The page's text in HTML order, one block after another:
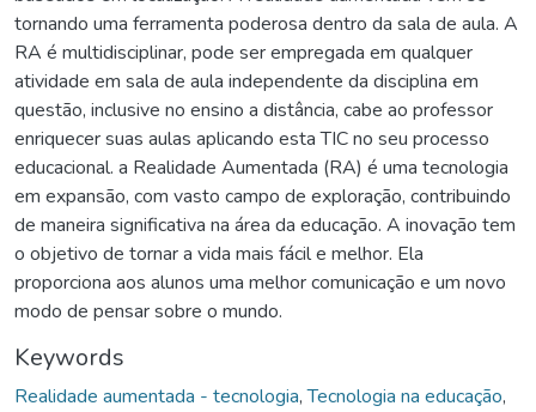
tornando uma ferramenta poderosa dentro da sala de aula. A
RA é multidisciplinar, pode ser empregada em qualquer
atividade em sala de aula independente da disciplina em
questão, inclusive no ensino a distância, cabe ao professor
enriquecer suas aulas aplicando esta TIC no seu processo
educacional. a Realidade Aumentada (RA) é uma tecnologia
em expansão, com vasto campo de exploração, contribuindo
de maneira significativa na área da educação. A inovação tem
o objetivo de tornar a vida mais fácil e melhor. Ela
proporciona aos alunos uma melhor comunicação e um novo
modo de pensar sobre o mundo.
Keywords
Realidade aumentada - tecnologia,Tecnologia na educação,